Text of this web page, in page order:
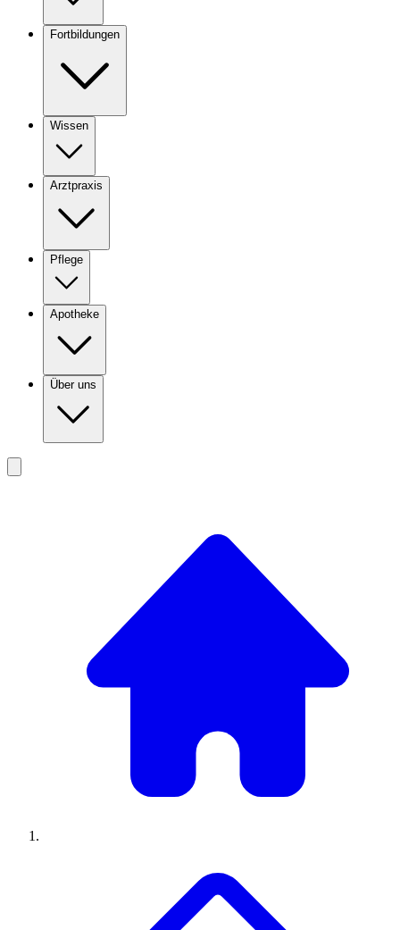
Fortbildungen
Wissen
Arztpraxis
Pflege
Apotheke
Über uns